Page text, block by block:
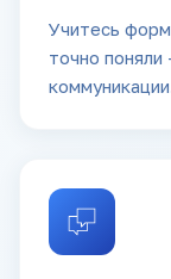
Учитесь
точно поняли